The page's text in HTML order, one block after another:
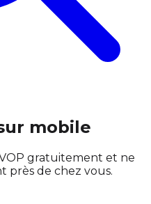
mobile
gratuitement et ne
près de chez vous.